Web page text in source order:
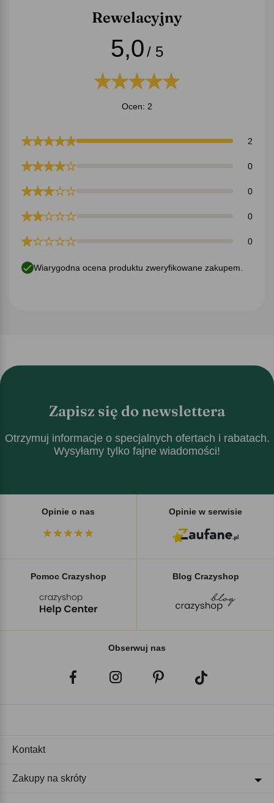
Rewelacyjny
5,0/ 5
Ocen: 2
2
0
0
0
0
Wiarygodna ocena produktu zweryfikowane zakupem.
Zapisz się do newslettera
Otrzymuj informacje o specjalnych ofertach i rabatach.
Wysyłamy tylko fajne wiadomości!
Opinie o nas Opinie w serwisie
Pomoc Crazyshop Blog Crazyshop
Obserwuj nas
Kontakt
Zakupy na skróty